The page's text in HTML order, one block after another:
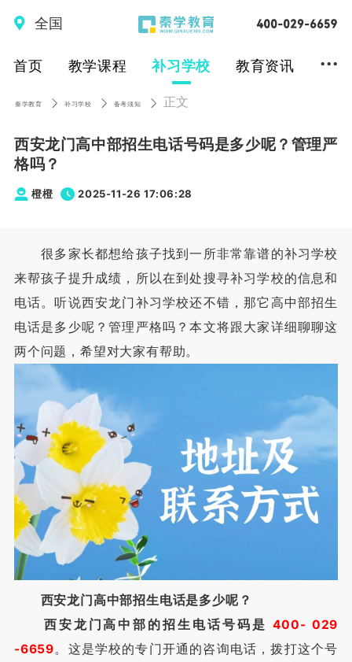
全国
首页 教学课程 补习学校 教育资讯 ...
秦学教育 补习学校 备考须知 正文
西安龙门高中部招生电话号码是多少呢？管理严
格吗？
橙橙 2025-11-26 17:06:28
很多家长都想给孩子找到一所非常靠谱的补习学校
来帮孩子提升成绩，所以在到处搜寻补习学校的信息和
电话。听说西安龙门补习学校还不错，那它高中部招生
电话是多少呢？管理严格吗？本文将跟大家详细聊聊这
两个问题，希望对大家有帮助。
西安龙门高中部招生电话是多少呢？
西安龙门高中部的招生电话号码是 400- 029
-6659。这是学校的专门开通的咨询电话，拨打这个号